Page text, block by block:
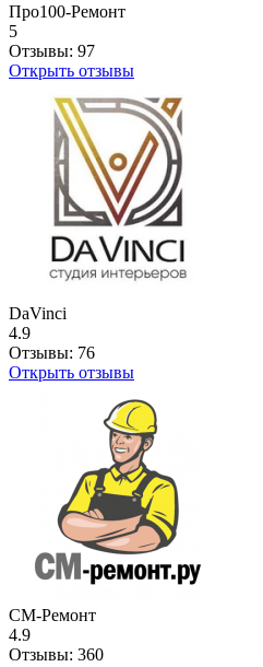
Про100-Ремонт
5
Отзывы: 97
Открыть отзывы
DaVinci
4.9
Отзывы: 76
Открыть отзывы
СМ-Ремонт
4.9
Отзывы: 360